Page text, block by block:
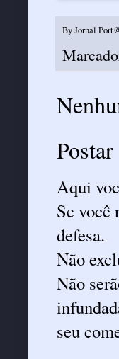
ByJornal
Aqui
Se você
defesa.
Não
Não
seu